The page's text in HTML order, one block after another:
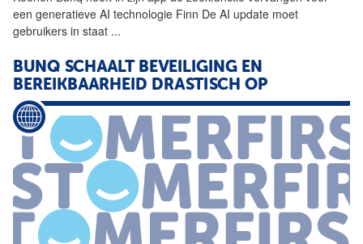
een generatieve AI technologie Finn De AI update moet
gebruikers in staat ...
BUNQ SCHAALT BEVEILIGING EN
BEREIKBAARHEID DRASTISCH OP